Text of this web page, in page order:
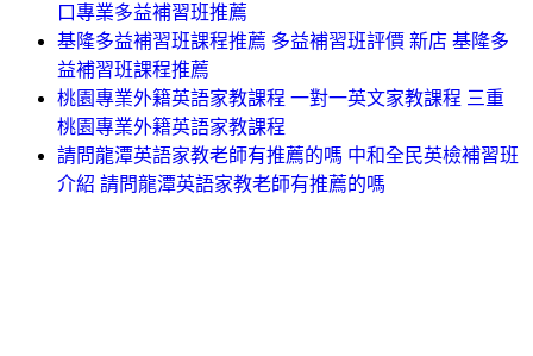
口專業多益補習班推薦
基隆多益補習班課程推薦 多益補習班評價 新店 基隆多
益補習班課程推薦
桃園專業外籍英語家教課程 一對一英文家教課程 三重
桃園專業外籍英語家教課程
請問龍潭英語家教老師有推薦的嗎 中和全民英檢補習班
介紹 請問龍潭英語家教老師有推薦的嗎